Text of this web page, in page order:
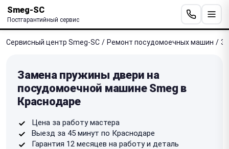
Smeg-SC
Постгарантийный сервис
Сервисный центр Smeg-SC / Ремонт посудомоечных машин /
Замена пружины двери на
посудомоечной машине Smeg в
Краснодаре
Цена за работу мастера
Выезд за 45 минут по Краснодаре
Гарантия 12 месяцев на работу и деталь